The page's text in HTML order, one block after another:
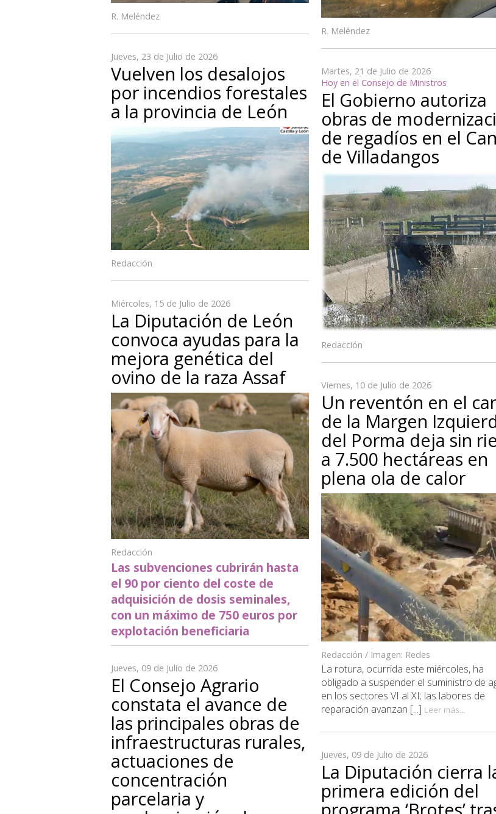
R. Meléndez
Jueves, 23 de Julio de 2026
Vuelven los desalojos
por incendios forestales
a la provincia de León
Redacción
Miércoles, 15 de Julio de 2026
La Diputación de León
convoca ayudas para la
mejora genética del
ovino de la raza Assaf
Redacción
Las subvenciones cubrirán hasta
el 90 por ciento del coste de
adquisición de dosis seminales,
con un máximo de 750 euros por
explotación beneficiaria
Jueves, 09 de Julio de 2026
El Consejo Agrario
constata el avance de
las principales obras de
infraestructuras rurales,
actuaciones de
concentración
parcelaria y
R. Meléndez
Martes, 21 de Julio de 2026
Hoy en el Consejo de Ministros
El Gobierno autoriza
obras de
de regadíos en el
de Villadangos
Redacción
Viernes, 10 de Julio de 2026
Un reventón en el
de la Margen
del Porma deja sin
a 7.500 hectáreas en
plena ola de calor
Redacción / Imagen: Redes
La rotura, ocurrida este miércoles, ha
obligado a suspender el suministro de
en los sectores VI al XI; las labores de
reparación avanzan [...] Leer más...
Jueves, 09 de Julio de 2026
La Diputación cierra
primera edición del